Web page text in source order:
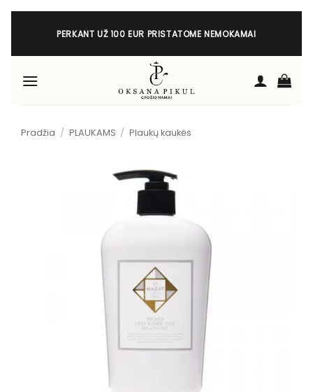
Skip
PERKANT UŽ 100 EUR PRISTATOME NEMOKAMAI
Pradžia / PLAUKAMS / Plaukų kaukės